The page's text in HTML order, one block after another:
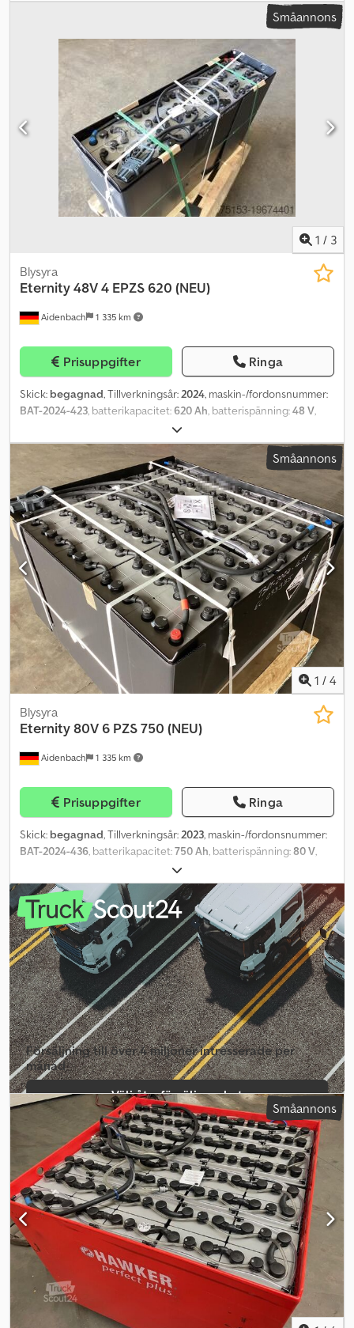
Småannons
1 / 3
Aidenbach 1 335 km
Blysyra
Eternity48V 4 EPZS 620 (NEU)
Prisuppgifter Ringa
Skick: begagnad, Tillverkningsår:2024, maskin-/fordonsnummer:
BAT-2024-423, batterikapacitet:620 Ah, batterispänning:48 V,
motortyp: odefinierad, tillverkare: Eternity Dcsdpsw Eqlbofx Afnjk
Småannons
1 / 4
Aidenbach 1 335 km
Blysyra
Eternity80V 6 PZS 750 (NEU)
Prisuppgifter Ringa
Skick: begagnad, Tillverkningsår:2023, maskin-/fordonsnummer:
BAT-2024-436, batterikapacitet:750 Ah, batterispänning:80 V,
motortyp: odefinierad, tillverkare: Eternity Dcedpfxew Eqluo Afnsk
Försäljning till över 4 miljoner intresserade per
månad
Välj återförsäljarpaket
Skapa enskild annons
Småannons